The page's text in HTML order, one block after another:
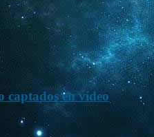
captados en vídeo